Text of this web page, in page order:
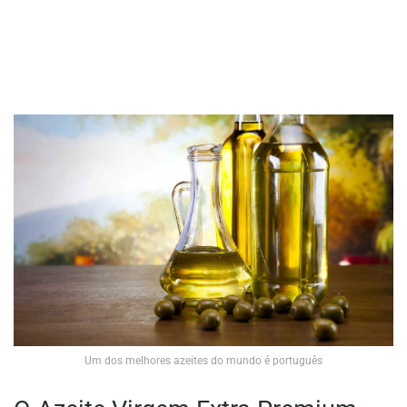
Um dos melhores azeites do mundo é português